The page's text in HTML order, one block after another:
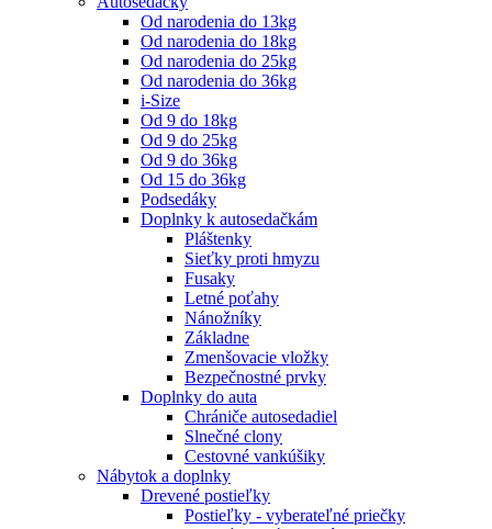
Od narodenia do 13kg
Od narodenia do 18kg
Od narodenia do 25kg
Od narodenia do 36kg
i-Size
Od 9 do 18kg
Od 9 do 25kg
Od 9 do 36kg
Od 15 do 36kg
Podsedáky
Doplnky k autosedačkám
Pláštenky
Sieťky proti hmyzu
Fusaky
Letné poťahy
Nánožníky
Základne
Zmenšovacie vložky
Bezpečnostné prvky
Doplnky do auta
Chrániče autosedadiel
Slnečné clony
Cestovné vankúšiky
Nábytok a doplnky
Drevené postieľky
Postieľky - vyberateľné priečky